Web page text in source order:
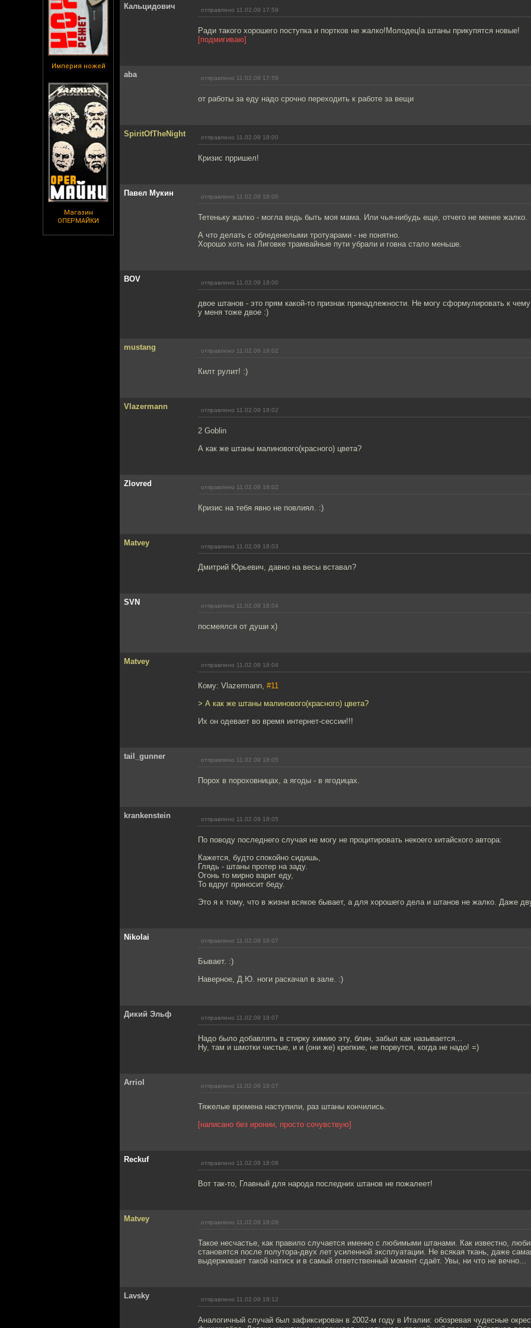
Империя ножей
Магазин
ОПЕРМАЙКИ
Кальцидович отправлено 11.02.09 17:59
Ради такого хорошего поступка и портков не жалко!Молодец!а штаны прикупятся новые!
[подмигиваю]
aba отправлено 11.02.09 17:59
от работы за еду надо срочно переходить к работе за вещи
SpiritOfTheNight отправлено 11.02.09 18:00
Кризис прришел!
Павел Мукин отправлено 11.02.09 18:00
Тетеньку жалко - могла ведь быть моя мама. Или чья-нибудь еще, отчего не менее жалко.
А что делать с обледенелыми тротуарами - не понятно.
Хорошо хоть на Лиговке трамвайные пути убрали и говна стало меньше.
BOV отправлено 11.02.09 18:00
двое штанов - это прям какой-то признак принадлежности. Не могу сформулировать к
у меня тоже двое :)
mustang отправлено 11.02.09 18:02
Килт рулит! :)
Vlazermann отправлено 11.02.09 18:02
2 Goblin
А как же штаны малинового(красного) цвета?
Zlovred отправлено 11.02.09 18:02
Кризис на тебя явно не повлиял. :)
Matvey отправлено 11.02.09 18:03
Дмитрий Юрьевич, давно на весы вставал?
SVN отправлено 11.02.09 18:04
посмеялся от души х)
Matvey отправлено 11.02.09 18:04
Кому: Vlazermann, #11
> А как же штаны малинового(красного) цвета?
Их он одевает во время интернет-сессии!!!
tail_gunner отправлено 11.02.09 18:05
Порох в пороховницах, а ягоды - в ягодицах.
krankenstein отправлено 11.02.09 18:05
По поводу последнего случая не могу не процитировать некоего китайского автора:
Кажется, будто спокойно сидишь,
Глядь - штаны протер на заду.
Огонь то мирно варит еду,
То вдруг приносит беду.
Это я к тому, что в жизни всякое бывает, а для хорошего дела и штанов не жалко. Даже
Nikolai отправлено 11.02.09 18:07
Бывает. :)
Наверное, Д.Ю. ноги раскачал в зале. :)
Дикий Эльф отправлено 11.02.09 18:07
Надо было добавлять в стирку химию эту, блин, забыл как называется...
Ну, там и шмотки чистые, и и (они же) крепкие, не порвутся, когда не надо! =)
Arriol отправлено 11.02.09 18:07
Тяжелые времена наступили, раз штаны кончились.
[написано без иронии, просто сочувствую]
Reckuf отправлено 11.02.09 18:08
Вот так-то, Главный для народа последних штанов не пожалеет!
Matvey отправлено 11.02.09 18:09
Такое несчастье, как правило случается именно с любимыми штанами. Как известно,
становятся после полутора-двух лет усиленной эксплуатации. Не всякая ткань, даже
выдерживает такой натиск и в самый ответственный момент сдаёт. Увы, ни что не вечно...
Lavsky отправлено 11.02.09 18:12
Аналогичный случай был зафиксирован в 2002-м году в Италии: обозревая чудесные